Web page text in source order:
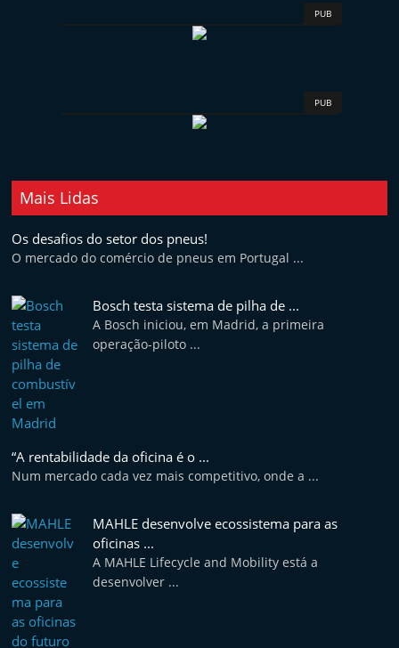
PUB
PUB
Mais Lidas
Os desafios do setor dos pneus!
O mercado do comércio de pneus em Portugal ...
Bosch testa sistema de pilha de ...
A Bosch iniciou, em Madrid, a primeira
operação-piloto ...
“A rentabilidade da oficina é o ...
Num mercado cada vez mais competitivo, onde a ...
MAHLE desenvolve ecossistema para as
oficinas ...
A MAHLE Lifecycle and Mobility está a
desenvolver ...